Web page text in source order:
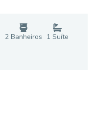
2Banheiros 1 Suíte